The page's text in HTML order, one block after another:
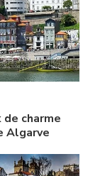
charme
Algarve